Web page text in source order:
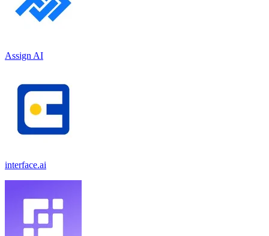
Assign AI
interface.ai